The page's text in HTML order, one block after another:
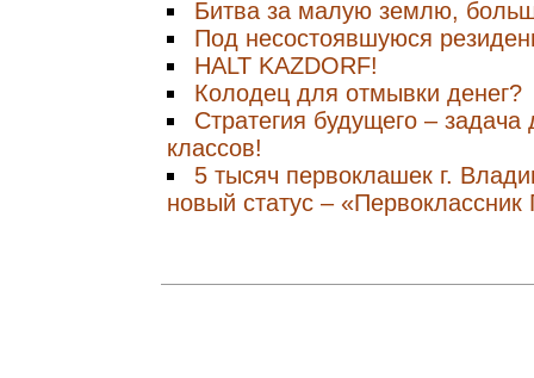
Битва за малую землю,
Под несостоявшуюся
HALT KAZDORF!
Колодец для отмывки денег?
Стратегия будущего –
классов!
5 тысяч первоклашек г.
новый статус – «Первоклассник